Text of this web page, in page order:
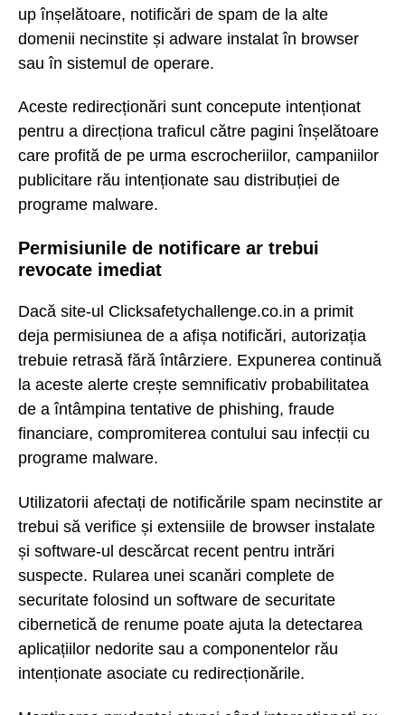
up înșelătoare, notificări de spam de la alte
domenii necinstite și adware instalat în browser
sau în sistemul de operare.
Aceste redirecționări sunt concepute intenționat
pentru a direcționa traficul către pagini înșelătoare
care profită de pe urma escrocheriilor, campaniilor
publicitare rău intenționate sau distribuției de
programe malware.
Permisiunile de notificare ar trebui
revocate imediat
Dacă site-ul Clicksafetychallenge.co.in a primit
deja permisiunea de a afișa notificări, autorizația
trebuie retrasă fără întârziere. Expunerea continuă
la aceste alerte crește semnificativ probabilitatea
de a întâmpina tentative de phishing, fraude
financiare, compromiterea contului sau infecții cu
programe malware.
Utilizatorii afectați de notificările spam necinstite ar
trebui să verifice și extensiile de browser instalate
și software-ul descărcat recent pentru intrări
suspecte. Rularea unei scanări complete de
securitate folosind un software de securitate
cibernetică de renume poate ajuta la detectarea
aplicațiilor nedorite sau a componentelor rău
intenționate asociate cu redirecționările.